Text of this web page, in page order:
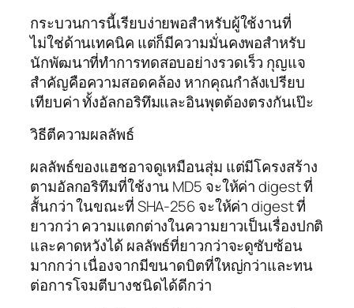
กระบวนการนี้เรียบง่ายพอสำหรับผู้ใช้งานที่
ไม่ใช่ด้านเทคนิค แต่ก็มีความมั่นคงพอสำหรับ
นักพัฒนาที่ทำการทดสอบอย่างรวดเร็ว กุญแจ
สำคัญคือความสอดคล้อง หากคุณกำลังเปรียบ
เทียบค่า ทั้งอัลกอริทึมและอินพุตต้องตรงกันเป๊ะ
วิธีตีความผลลัพธ์
ผลลัพธ์ของแฮชอาจดูเหมือนสุ่ม แต่มีโครงสร้าง
ตามอัลกอริทึมที่ใช้งาน MD5 จะให้ค่า digest ที่
สั้นกว่า ในขณะที่ SHA-256 จะให้ค่า digest ที่
ยาวกว่า ความแตกต่างในความยาวเป็นเรื่องปกติ
และคาดหวังได้ ผลลัพธ์ที่ยาวกว่าจะดูซับซ้อน
มากกว่า เนื่องจากมีขนาดบิตที่ใหญ่กว่าและทน
ต่อการโจมตีบางชนิดได้ดีกว่า